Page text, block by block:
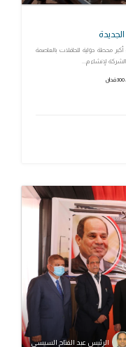
محطة دولية للحافلات بالعاصمة
الرئيس عبد الفتاح السيسي